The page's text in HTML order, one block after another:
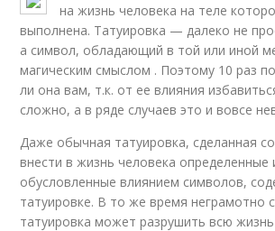
на жизнь человека на теле
выполнена. Татуировка — далеко не
а символ, обладающий в той или иной
магическим смыслом . Поэтому 10 раз
ли она вам, т.к. от ее влияния
сложно, а в ряде случаев это и вовсе
Даже обычная татуировка, сделанная
внести в жизнь человека определенные
обусловленные влиянием символов,
татуировке. В то же время неграмотно
татуировка может разрушить всю жизнь